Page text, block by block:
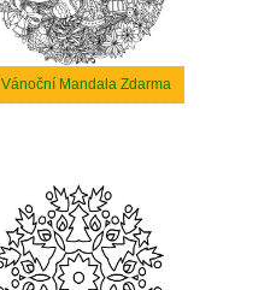
Vánoční Mandala Zdarma